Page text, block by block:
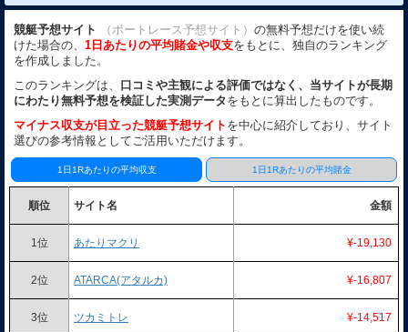
競艇予想サイト （ボートレース予想サイト） の無料予想だけを使い続
けた場合の、 1日あたりの平均賭金や収支をもとに、独自のランキング
を作成しました。
このランキングは、 口コミや主観による評価ではなく、当サイトが長期
にわたり無料予想を検証した実測データをもとに算出したものです。
マイナス収支が目立った競艇予想サイト を中心に紹介しており、サイト
選びの参考情報としてご活用いただけます。
1日1Rあたりの平均収支 1日1Rあたりの平均賭金
順位 サイト名 金額
1位 あたりマクリ ¥-19,130
2位 ATARCA(アタルカ) ¥-16,807
3位 ツカミトレ ¥-14,517